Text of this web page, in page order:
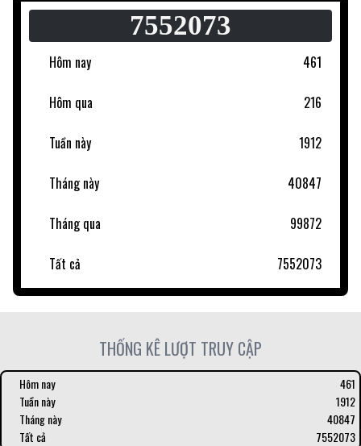
7552073
Hôm nay 461
Hôm qua 216
Tuần này 1912
Tháng này 40847
Tháng qua 99872
Tất cả 7552073
THỐNG KÊ LƯỢT TRUY CẬP
Hôm nay
461
Tuần này
1912
Tháng này
40847
Tất cả
7552073